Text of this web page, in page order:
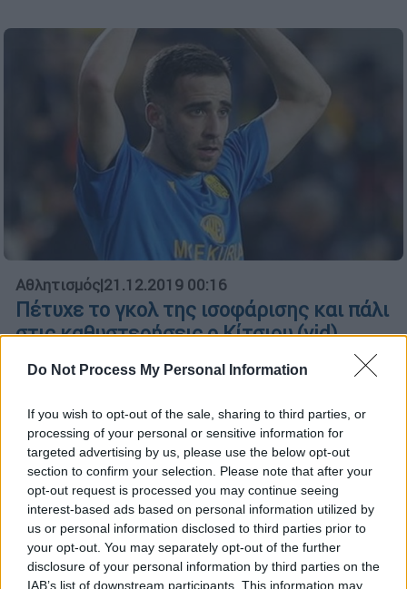
Do Not Process My Personal Information
If you wish to opt-out of the sale, sharing to third parties, or
processing of your personal or sensitive information for
targeted advertising by us, please use the below opt-out
section to confirm your selection. Please note that after your
opt-out request is processed you may continue seeing
interest-based ads based on personal information utilized by
us or personal information disclosed to third parties prior to
your opt-out. You may separately opt-out of the further
disclosure of your personal information by third parties on the
IAB’s list of downstream participants. This information may
Αθλητισμός|21.12.2019 00:16
Πέτυχε το γκολ της ισοφάρισης και πάλι
στις καθυστερήσεις ο Κίτσιου (vid)
Οπως στο παιχνίδι με τη Γαλατασαράι έτσι
άσος του ΠΑΟΚ, σκόραρε στο φινάλε
χαρίζοντας βαθμό στην Ανκαραγκουτσού